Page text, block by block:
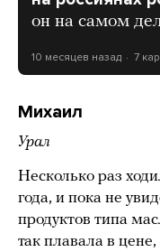
он на самом
10 месяцев назад 7
Михаил
Урал
Несколько раз
года, и пока не
продуктов типа
так плавала в цене,